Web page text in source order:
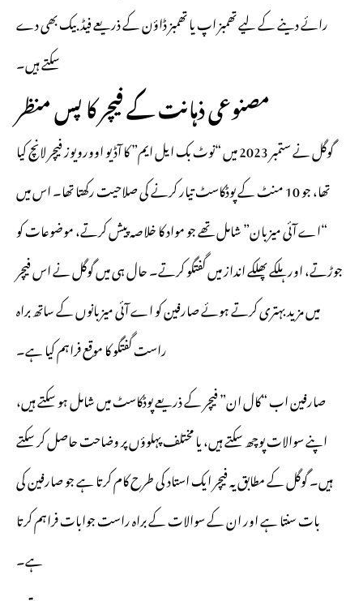
رائے دینے کے لیے تھمبز اپ یا تھمبز ڈاؤن کے ذریعے فیڈبیک بھی دے
سکتے ہیں۔
مصنوعی ذہانت کے فیچر کا پس منظر
گوگل نے ستمبر 2023 میں “نوٹ بک ایل ایم” کا آڈیو اوورویوز فیچر لانچ کیا
تھا، جو 10 منٹ کے پوڈکاسٹ تیار کرنے کی صلاحیت رکھتا تھا۔ اس میں
“اے آئی میزبان” شامل تھے جو مواد کا خلاصہ پیش کرتے، موضوعات کو
جوڑتے، اور ہلکے پھلکے انداز میں گفتگو کرتے۔ حال ہی میں گوگل نے اس فیچر
میں مزید بہتری کرتے ہوئے صارفین کو اے آئی میزبانوں کے ساتھ براہ
راست گفتگو کا موقع فراہم کیا ہے۔
صارفین اب “کال ان” فیچر کے ذریعے پوڈکاسٹ میں شامل ہو سکتے ہیں،
اپنے سوالات پوچھ سکتے ہیں، یا مختلف پہلوؤں پر وضاحت حاصل کر سکتے
ہیں۔ گوگل کے مطابق یہ فیچر ایک استاد کی طرح کام کرتا ہے جو صارفین کی
بات سنتا ہے اور ان کے سوالات کے براہ راست جوابات فراہم کرتا
ہے۔